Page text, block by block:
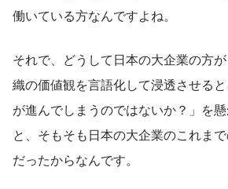
働いている方なんですよね。
それで、どうして日本の大企業の方
織の価値観を言語化して浸透させる
が進んでしまうのではないか？」を
と、そもそも日本の大企業のこれまで
だったからなんです。